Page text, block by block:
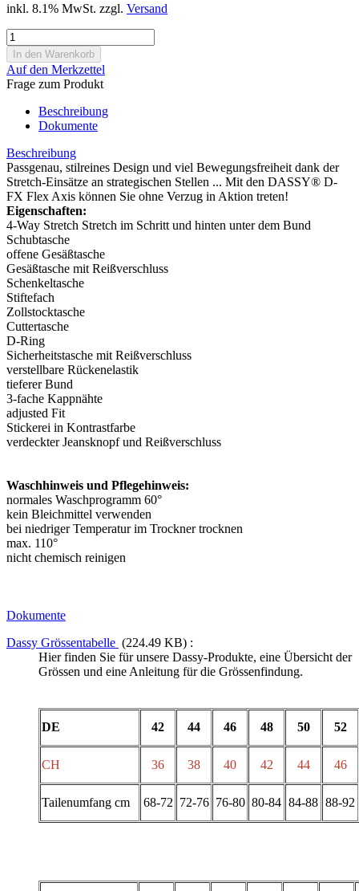
inkl. 8.1% MwSt. zzgl. Versand
Auf den Merkzettel
Frage zum Produkt
Beschreibung
Dokumente
Beschreibung
Passgenau, stilreines Design und viel Bewegungsfreiheit dank der
Stretch-Einsätze an strategischen Stellen ... Mit den DASSY® D-
FX Flex Axis können Sie ohne Verzug in Aktion treten!
Eigenschaften:
4-Way Stretch Stretch im Schritt und hinten unter dem Bund
Schubtasche
offene Gesäßtasche
Gesäßtasche mit Reißverschluss
Schenkeltasche
Stiftefach
Zollstocktasche
Cuttertasche
D-Ring
Sicherheitstasche mit Reißverschluss
verstellbare Rückenelastik
tieferer Bund
3-fache Kappnähte
adjusted Fit
Stickerei in Kontrastfarbe
verdeckter Jeansknopf und Reißverschluss
Waschhinweis und Pflegehinweis:
normales Waschprogramm 60°
kein Bleichmittel verwenden
bei niedriger Temperatur im Trockner trocknen
max. 110°
nicht chemisch reinigen
Dokumente
Dassy Grössentabelle (224.49 KB) :
Hier finden Sie für unsere Dassy-Produkte, eine Übersicht der
Grössen und eine Anleitung für die Grössenfindung.
DE 42 44 46 48 50 52
CH 36 38 40 42 44 46
Tailenumfang cm 68-72 72-76 76-80 80-84 84-88 88-92